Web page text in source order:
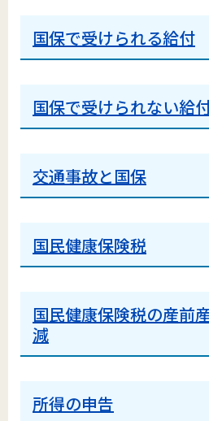
国保で受けられる給付
国保で受けられない給
交通事故と国保
国民健康保険税
国民健康保険税の産前
減
所得の申告